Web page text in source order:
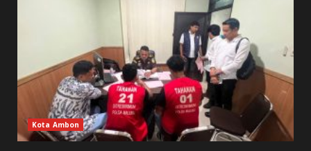
Kota Ambon